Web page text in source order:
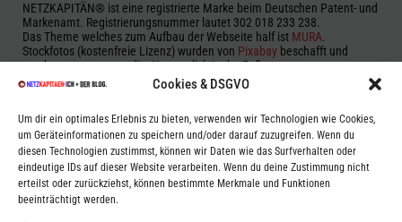
Cookies & DSGVO
Um dir ein optimales Erlebnis zu bieten, verwenden wir Technologien wie Cookies,
um Geräteinformationen zu speichern und/oder darauf zuzugreifen. Wenn du
diesen Technologien zustimmst, können wir Daten wie das Surfverhalten oder
eindeutige IDs auf dieser Website verarbeiten. Wenn du deine Zustimmung nicht
erteilst oder zurückziehst, können bestimmte Merkmale und Funktionen
beeinträchtigt werden.
NETZKAPITÄN® ist eine registrierte Marke beim Deutschen Patent- und
Markenamt. Registrierungsnummer lautet 302 018 233 238.
Das Theme welches zum Aufbau der Webseite half ist MURA.
Stockfotos (kostenfreie Lizenz) wurden von Pixabay beschafft und
werden, wenn notwendig, Namentlich in der Fußnote genannt.
zurückgegriffen.
Aus dem Grund kann es vorkommen, das einige Beiträge halluzinieren
oder fehlerhaft sein können. Es werden jedoch Stichproben genommen
um auch diese Eventualitäten auszuschließen.
* Dies ist ein Bezahlter Link. Beim Kauf dieses Produktes bekomme ich
eine Provision. Die Provision wird nicht auf den Preis des Produktes